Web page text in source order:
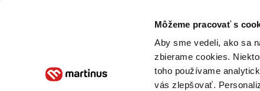
Môžeme pracovať s
Aby sme vedeli, ako sa
zbierame cookies.
toho používame
vás zlepšovať.
Poukážky Kontakt